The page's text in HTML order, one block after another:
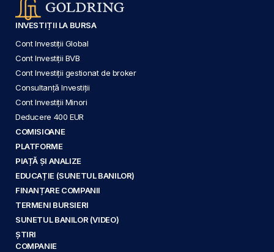
INVESTIȚII LA BURSA
Cont Investiții Global
Cont Investiții BVB
Cont Investiții gestionat de broker
Consultanță Investiții
Cont Investiții Minori
Deducere 400 EUR
COMISIOANE
PLATFORME
PIAȚĂ ȘI ANALIZE
EDUCAȚIE (SUNETUL BANILOR)
FINANȚARE COMPANII
TERMENI BURSIERI
SUNETUL BANILOR (VIDEO)
ȘTIRI
COMPANIE